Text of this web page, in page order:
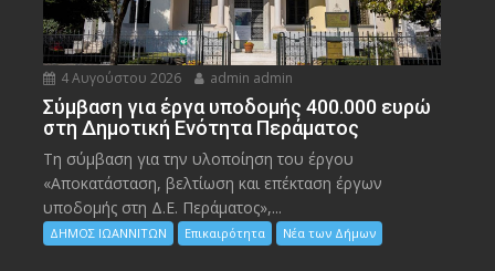
4 Αυγούστου 2026 admin admin
Σύμβαση για έργα υποδομής 400.000 ευρώ
στη Δημοτική Ενότητα Περάματος
Τη σύμβαση για την υλοποίηση του έργου
«Αποκατάσταση, βελτίωση και επέκταση έργων
υποδομής στη Δ.Ε. Περάματος»,...
ΔΗΜΟΣ ΙΩΑΝΝΙΤΩΝ Επικαιρότητα Νέα των Δήμων